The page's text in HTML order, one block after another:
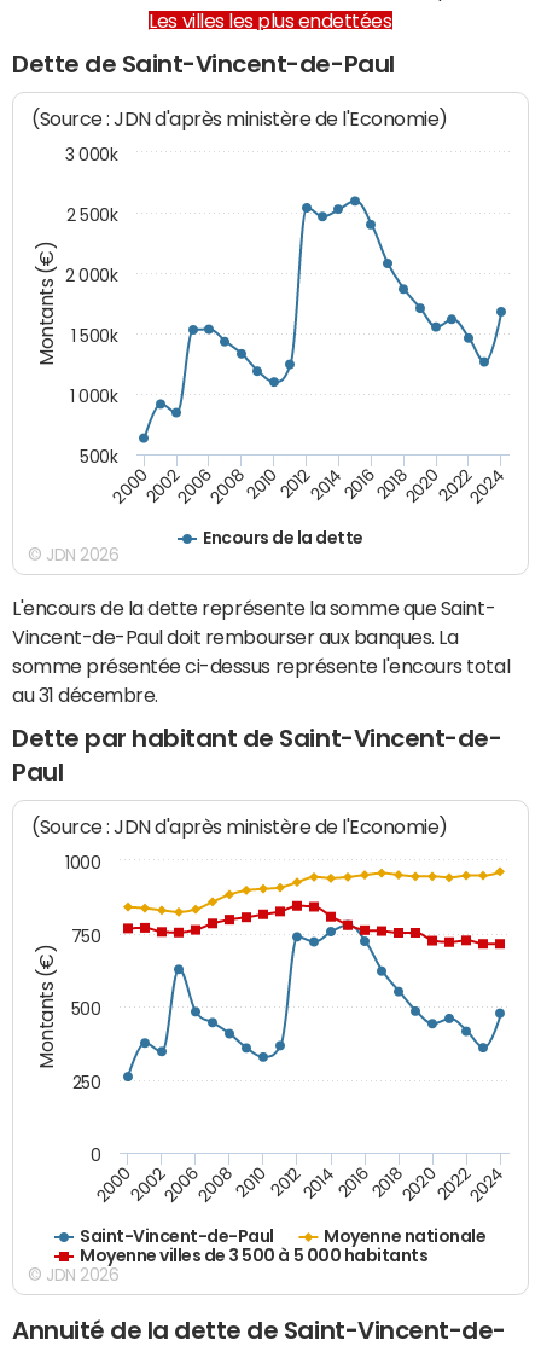
Les villes les plus endettées
Dette de Saint-Vincent-de-Paul
Montants (€)
(Source : JDN d'après ministère de l'Economie)
Encours de la dette
200020022006200820102012201420162018202020222024
500k
1 000k
1 500k
2 000k
2 500k
3 000k
© JDN 2026
L'encours de la dette représente la somme que Saint-
Vincent-de-Paul doit rembourser aux banques. La
somme présentée ci-dessus représente l'encours total
au 31 décembre.
Dette par habitant de Saint-Vincent-de-
Paul
Montants (€)
(Source : JDN d'après ministère de l'Economie)
Saint-Vincent-de-Paul
Moyenne nationale
Moyenne villes de 3 500 à 5 000 habitants
200020022006200820102012201420162018202020222024
1000
0
250
500
750
© JDN 2026
Annuité de la dette de Saint-Vincent-de-